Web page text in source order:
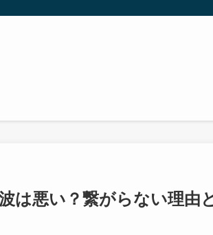
は悪い？繋がらない理由